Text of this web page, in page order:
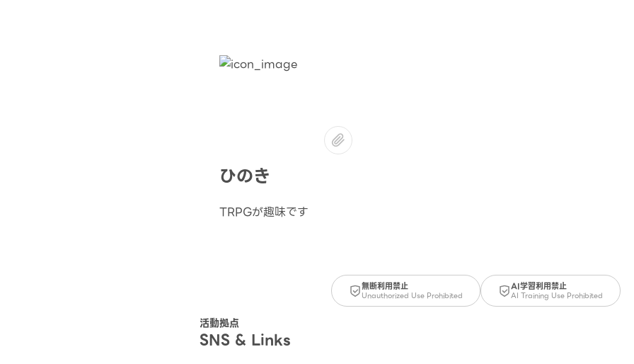
ひのき
TRPGが趣味です
無断利用禁止
Unauthorized Use Prohibited
AI学習利用禁止
AI Training Use Prohibited
活動拠点
SNS & Links